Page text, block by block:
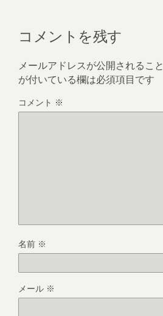
コメントを残す
メールアドレスが公開されるこ
が付いている欄は必須項目です
コメント ※
名前 ※
メール ※